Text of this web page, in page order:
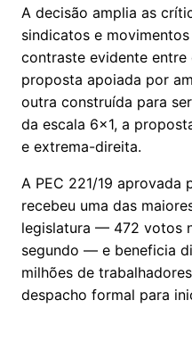
A decisão amplia as
sindicatos e
contraste evidente
proposta apoiada por
outra construída para
da escala 6x1, a
e extrema-direita.
A PEC 221/19 aprovada
recebeu uma das
legislatura — 472 votos
segundo — e beneficia
milhões de
despacho formal para